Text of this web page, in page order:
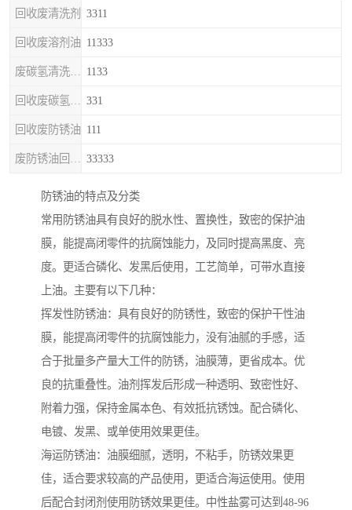
回收废清洗剂 3311
回收废溶剂油 11333
1133
331
回收废防锈油 111
33333
防锈油的特点及分类
常用防锈油具有良好的脱水性、置换性，致密的保护油
膜，能提高闭零件的抗腐蚀能力，及同时提高黑度、亮
度。更适合磷化、发黑后使用，工艺简单，可带水直接
上油。主要有以下几种：
挥发性防锈油：具有良好的防锈性，致密的保护干性油
膜，能提高闭零件的抗腐蚀能力，没有油腻的手感，适
合于批量多产量大工件的防锈，油膜薄，更省成本。优
良的抗重叠性。油剂挥发后形成一种透明、致密性好、
附着力强，保持金属本色、有效抵抗锈蚀。配合磷化、
电镀、发黑、或单使用效果更佳。
海运防锈油：油膜细腻，透明，不粘手，防锈效果更
佳，适合要求较高的产品使用，更适合海运使用。使用
后配合封闭剂使用防锈效果更佳。中性盐雾可达到48-96